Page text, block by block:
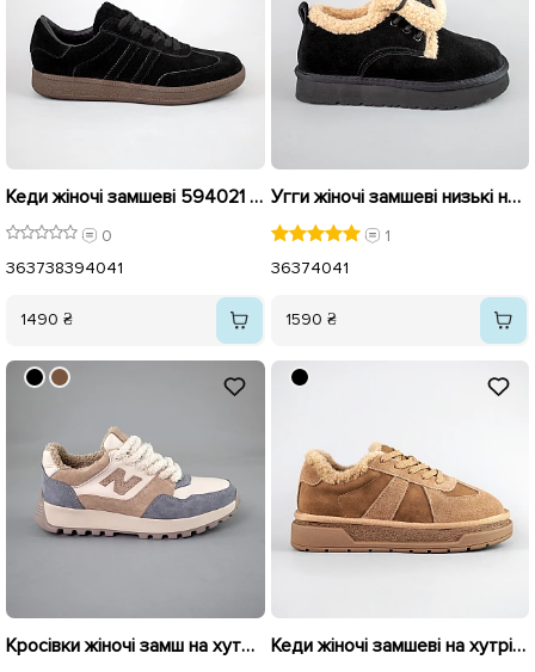
Кеди жіночі замшеві 594021 Чорні
0
363738394041
1490 ₴
Угги жіночі замшеві низькі на хутрі 593399 Чорні
1
36374041
1590 ₴
Кросівки жіночі замш на хутрі 592697 Сірі бежеві розпродаж Кеди жіночі замшеві на хутрі 593467 Бежеві